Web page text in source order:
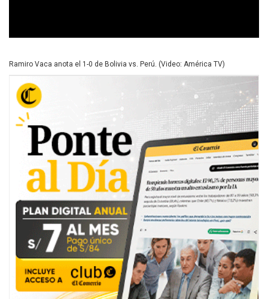
eRamiro Vaca anota el 1-0 de Bolivia vs. Perú. (Video: América TV)